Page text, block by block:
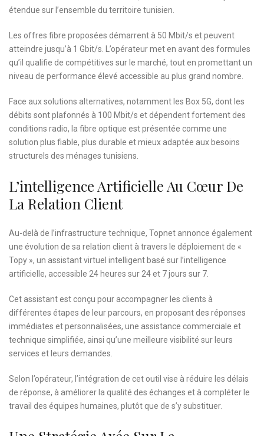
étendue sur l’ensemble du territoire tunisien.
Les offres fibre proposées démarrent à 50 Mbit/s et peuvent
atteindre jusqu’à 1 Gbit/s. L’opérateur met en avant des formules
qu’il qualifie de compétitives sur le marché, tout en promettant un
niveau de performance élevé accessible au plus grand nombre.
Face aux solutions alternatives, notamment les Box 5G, dont les
débits sont plafonnés à 100 Mbit/s et dépendent fortement des
conditions radio, la fibre optique est présentée comme une
solution plus fiable, plus durable et mieux adaptée aux besoins
structurels des ménages tunisiens.
L’intelligence Artificielle Au Cœur De
La Relation Client
Au-delà de l’infrastructure technique, Topnet annonce également
une évolution de sa relation client à travers le déploiement de «
Topy », un assistant virtuel intelligent basé sur l’intelligence
artificielle, accessible 24 heures sur 24 et 7 jours sur 7.
Cet assistant est conçu pour accompagner les clients à
différentes étapes de leur parcours, en proposant des réponses
immédiates et personnalisées, une assistance commerciale et
technique simplifiée, ainsi qu’une meilleure visibilité sur leurs
services et leurs demandes.
Selon l’opérateur, l’intégration de cet outil vise à réduire les délais
de réponse, à améliorer la qualité des échanges et à compléter le
travail des équipes humaines, plutôt que de s’y substituer.